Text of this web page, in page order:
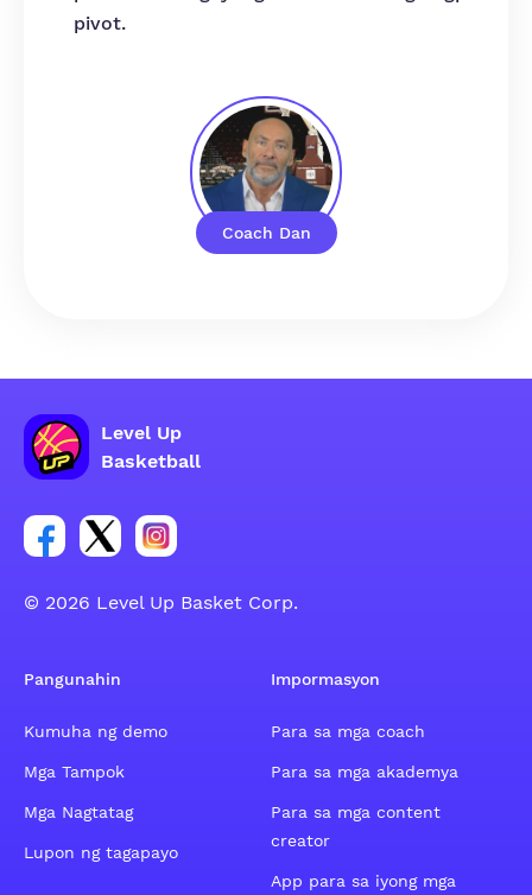
Coach Dan
pivot.
Level Up
Basketball
Link para sa social group ng Facebook account
Link para sa social group ng tweeter account
Link para sa social group ng Instagram
© 2026 Level Up Basket Corp.
Pangunahin
Kumuha ng demo
Mga Tampok
Mga Nagtatag
Lupon ng tagapayo
Impormasyon
Para sa mga coach
Para sa mga akademya
Para sa mga content
creator
App para sa iyong mga